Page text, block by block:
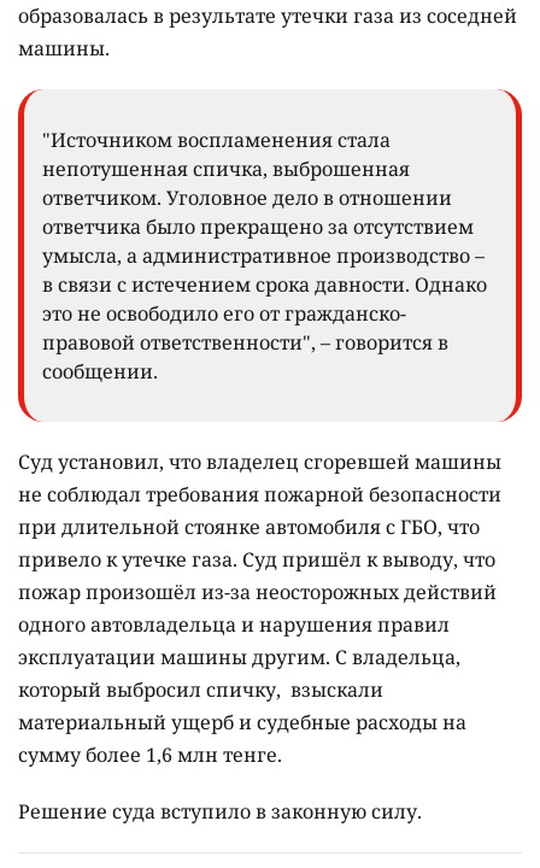
образовалась в результате утечки газа из соседней
машины.
"Источником воспламенения стала
непотушенная спичка, выброшенная
ответчиком. Уголовное дело в отношении
ответчика было прекращено за отсутствием
умысла, а административное производство –
в связи с истечением срока давности. Однако
это не освободило его от гражданско-
правовой ответственности", – говорится в
сообщении.
Суд установил, что владелец сгоревшей машины
не соблюдал требования пожарной безопасности
при длительной стоянке автомобиля с ГБО, что
привело к утечке газа. Суд пришёл к выводу, что
пожар произошёл из-за неосторожных действий
одного автовладельца и нарушения правил
эксплуатации машины другим. С владельца,
который выбросил спичку, взыскали
материальный ущерб и судебные расходы на
сумму более 1,6 млн тенге.
Решение суда вступило в законную силу.